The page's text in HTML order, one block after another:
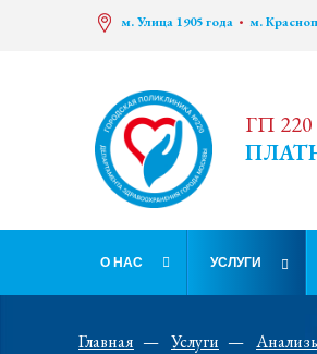
м. Улица 1905 года м.
ГП
О НАС УСЛУГИ
Главная Услуги